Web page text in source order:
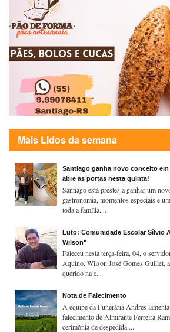
Mais Lidos da semana
Santiago ganha novo conceito
abre as portas nesta quinta!
Santiago está prestes a ganhar um
gastronomia, momentos especiais e
toda a família....
Luto: Comunidade Escolar Sílvio
Wilson"
Faleceu nesta terça-feira, 04, o
Aquino, Wilson José Gomes Guillet,
querido na c...
Nota de Falecimento
A equipe da Funerária Andres
falecimento de Almirante Ferreira
cerimônia de despedida ...